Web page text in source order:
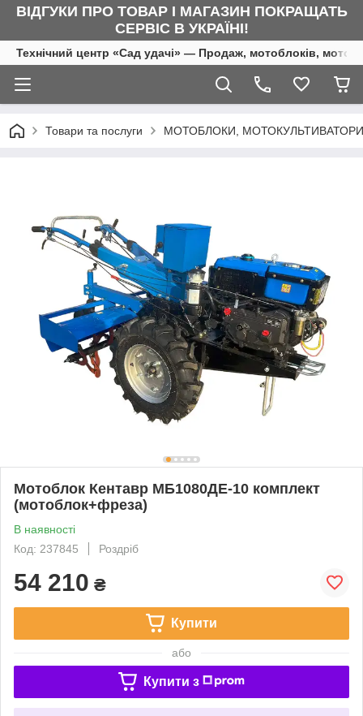
ВІДГУКИ ПРО ТОВАР І МАГАЗИН ПОКРАЩАТЬ
СЕРВІС В УКРАЇНІ!
Технічний центр «Сад удачі» — Продаж, мотоблоків,
Товари та послуги МОТОБЛОКИ,
Мотоблок Кентавр МБ1080ДЕ-10 комплект
(мотоблок+фреза)
В наявності
Код: 237845
Роздріб
54 210 ₴
Купити
або
Купити з